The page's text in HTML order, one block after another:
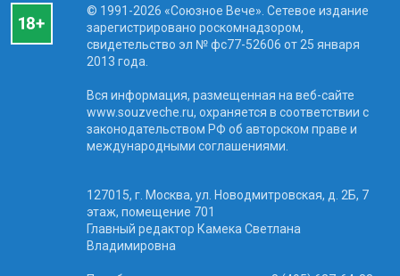
© 1991-2026 «Союзное Вече». Сетевое издание
зарегистрировано роскомнадзором,
свидетельство эл № фc77-52606 от 25 января
2013 года.
Вся информация, размещенная на веб-сайте
www.souzveche.ru, охраняется в соответствии с
законодательством РФ об авторском праве и
международными соглашениями.
127015, г. Москва, ул. Новодмитровская, д. 2Б, 7
этаж, помещение 701
Главный редактор Камека Светлана
Владимировна